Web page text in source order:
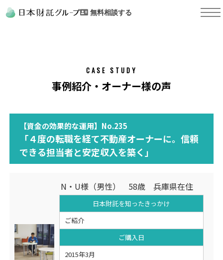
無料相談する
CASE STUDY
事例紹介・オーナー様の声
【資金の効果的な運用】No.235
「４度の転職を経て不動産オーナーに。信頼
できる担当者と安定収入を築く」
N・U様（男性） 58歳 兵庫県在住
日本財託を知ったきっかけ
ご紹介
ご購入日
2015年3月